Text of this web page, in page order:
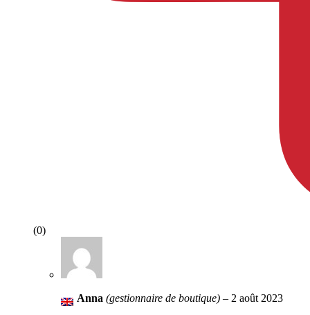
(0)
Anna (gestionnaire de boutique) – 2 août 2023